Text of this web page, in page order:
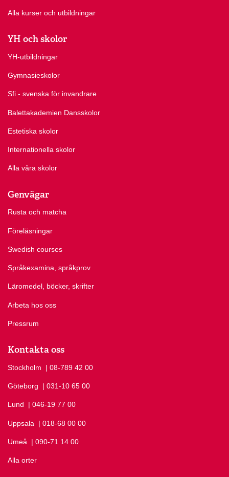
Alla kurser och utbildningar
YH och skolor
YH-utbildningar
Gymnasieskolor
Sfi - svenska för invandrare
Balettakademien Dansskolor
Estetiska skolor
Internationella skolor
Alla våra skolor
Genvägar
Rusta och matcha
Föreläsningar
Swedish courses
Språkexamina, språkprov
Läromedel, böcker, skrifter
Arbeta hos oss
Pressrum
Kontakta oss
Stockholm Ring Stockholm på
| 08-789 42 00
Göteborg Ring Göteborg på
| 031-10 65 00
Lund Ring Lund på
| 046-19 77 00
Uppsala Ring Uppsala på
| 018-68 00 00
Umeå Ring Umeå på
| 090-71 14 00
Alla orter